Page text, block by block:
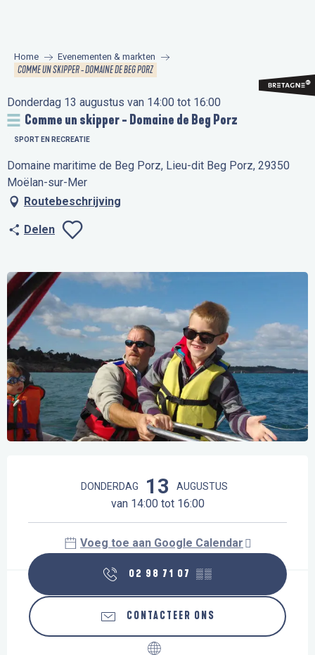
principal
Home Evenementen & markten
COMME UN SKIPPER - DOMAINE DE BEG PORZ
Donderdag 13 augustus van 14:00 tot 16:00
Comme un skipper - Domaine de Beg Porz
SPORT EN RECREATIE
Domaine maritime de Beg Porz, Lieu-dit Beg Porz, 29350
Moëlan-sur-Mer
Routebeschrijving
Delen
DONDERDAG 13 AUGUSTUS
van 14:00 tot 16:00
Voeg toe aan Google Calendar
02 98 71 07 ▒▒
CONTACTEER ONS